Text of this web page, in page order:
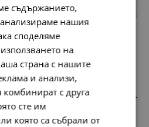
съдържанието,
нашия
споделяме
на
страна с нашите
и анализи,
с друга
сте им
която са събрали от